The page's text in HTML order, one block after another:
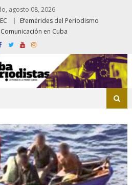
agosto 08, 2026
Efemérides del Periodismo
en Cuba